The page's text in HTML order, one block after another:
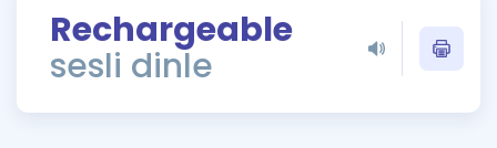
ÖSYM Sınav Takvimi
Kampanyalar
Rechargeable
sesli dinle